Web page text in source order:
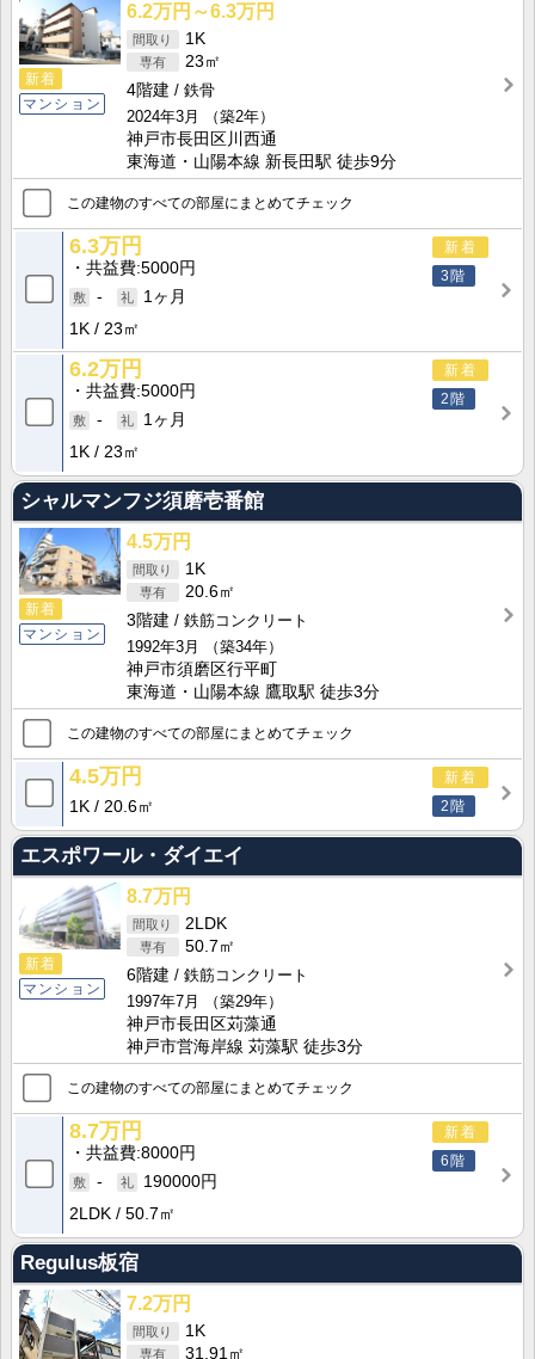
新着
マンション
6.2万円～6.3万円
1K
23㎡
4階建
鉄骨
2024年3月
（築2年）
神戸市長田区川西通
東海道・山陽本線 新長田駅 徒歩9分
この建物のすべての部屋にまとめてチェック
新着
3階
6.3万円
共益費 5000円
-
1ヶ月
1K
23㎡
新着
2階
6.2万円
共益費 5000円
-
1ヶ月
1K
23㎡
シャルマンフジ須磨壱番館
新着
マンション
4.5万円
1K
20.6㎡
3階建
鉄筋コンクリート
1992年3月
（築34年）
神戸市須磨区行平町
東海道・山陽本線 鷹取駅 徒歩3分
この建物のすべての部屋にまとめてチェック
新着
2階
4.5万円
1K 20.6㎡
エスポワール・ダイエイ
新着
マンション
8.7万円
2LDK
50.7㎡
6階建
鉄筋コンクリート
1997年7月
（築29年）
神戸市長田区苅藻通
神戸市営海岸線 苅藻駅 徒歩3分
この建物のすべての部屋にまとめてチェック
新着
6階
8.7万円
共益費 8000円
-
190000円
2LDK
50.7㎡
Regulus板宿
7.2万円
1K
31.91㎡